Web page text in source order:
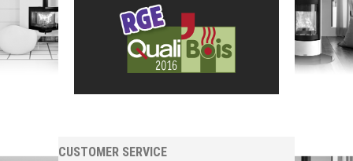
CUSTOMER SERVICE